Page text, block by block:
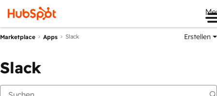
Marketplace Apps Slack Erstellen
Slack